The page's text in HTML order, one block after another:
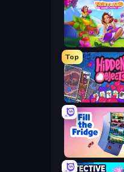
Top
Hidden Objects
Fill The Fridge